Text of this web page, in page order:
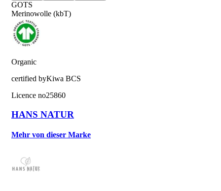
GOTS
Merinowolle (kbT)
Organic
certified byKiwa BCS
Licence no25860
HANS NATUR
Mehr von dieser Marke